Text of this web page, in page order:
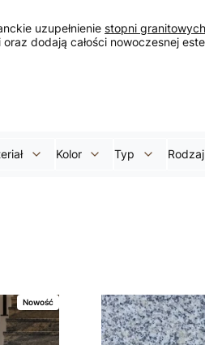
uzupełnienie stopni granitowych
dodają całości nowoczesnej
Kolor Typ
Nowość